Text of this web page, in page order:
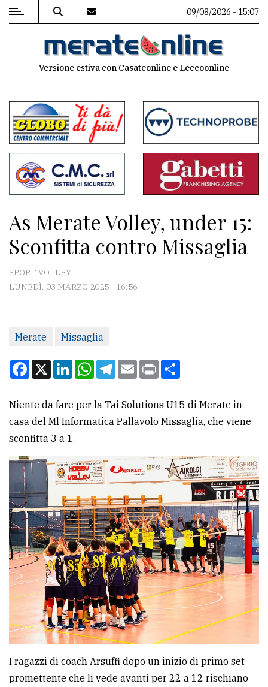
MENU
commenti
Contenuti
del
sito
Associazioni
Meteo
redazione
Scrivici
la
tua
pubblicità
CERCA
Cerca
per
comune
Ricerca
avanzata
ALTRE
TESTATE
09/08/2026 - 15:07
Versione estiva con Casateonline e Leccoonline
As Merate Volley, under 15:
Sconfitta contro Missaglia
SPORT VOLLEY
LUNEDÌ, 03 MARZO 2025 - 16:56
Merate Missaglia
Facebook
X LinkedInWhatsApp
Telegram
EmailPrint
Niente da fare per la Tai Solutions U15 di Merate in
casa del Ml Informatica Pallavolo Missaglia, che viene
sconfitta 3 a 1.
I ragazzi di coach Arsuffi dopo un inizio di primo set
promettente che li vede avanti per 22 a 12 rischiano